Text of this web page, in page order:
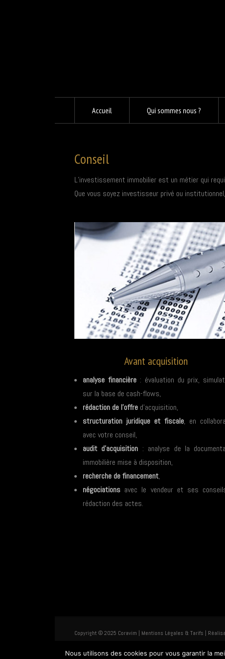
Accueil Qui sommes nous ?
Conseil
L’investissement immobilier est un métier qui
Que vous soyez investisseur privé ou
Avant acquisition
analyse financière: évaluation du prix,
sur la base de cash-flows,
rédaction de l’offre d’acquisition,
structuration juridique et fiscale, en
avec votre conseil,
audit d’acquisition : analyse de la
immobilière mise à disposition,
recherche de financement,
négociations avec le vendeur et ses
rédaction des actes.
Copyright © 2025 Coravim | Mentions Légales & Tarifs |
Nous utilisons des cookies pour vous garantir la